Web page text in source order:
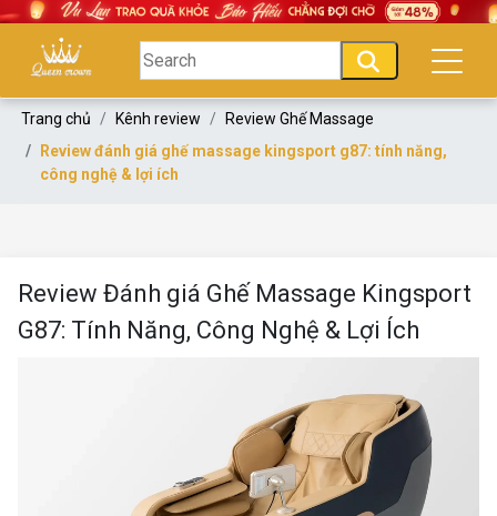
Trang chủ Kênh review
Review Ghế Massage
Review đánh giá ghế massage kingsport g87: tính năng,
công nghệ & lợi ích
Review Đánh giá Ghế Massage Kingsport
G87: Tính Năng, Công Nghệ & Lợi Ích